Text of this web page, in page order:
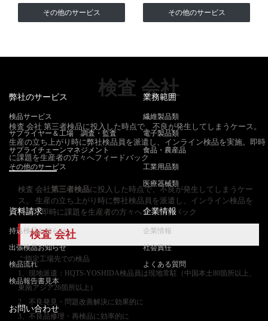
その他のサービス その他のサービス
検査 会社
検査 会社 第三者検品に投入した時点で、不良が発生してしまうケース。
生産の立ち上がり時に弊社検品員を派遣し、インライン検品を実施。即時
に課題を生産者の方々へフィードバック
検査 会社第三者検品に投入した時点で、不良が発生してしまうケー
ス。 生産の立ち上がり時に弊社検品員を派遣し、インライン検品を
実施。即時に課題を生産者の方々へフィードバック
検査 会社
ご指定工場先での検品
1、現地派遣：HQTS-YOSHIDA検品員は現地常駐（中国本土80箇所以上、
東南アジア26箇所以上）
2、不良発見・問題改善解決に効果的に
3、不良品修理・再検品に効率的に
弊社のサービス
検品サービス
サプライヤー＆工場 調査・監査
サプライチェーンマネジメント
その他のサービス
業務範囲
繊維製品類
電子製品類
食品・農産品
工業用品類
医療器械類
資料請求
持込検品お知らせ
出張検品お知らせ
検品流れ
検品報告書見本
企業情報
企業情報
社会責任
よくある質問
お問い合わせ